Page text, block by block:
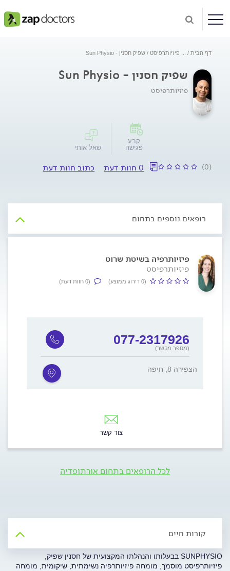
דף הבית פיזיותרפיסט שפיק חסנין - Sun Physio
שפיק חסנין - Sun Physio
פיזיותרפיסט
קבע
פגישה
שאל אותי
(0) 0 חוות דעת כתוב חוות דעת
רופאים נוספים בתחום
פיזיותרפיה בשיטת שרוט
פיזיותרפיסט
(0 דירוג ממוצע) (0 חוות דעת)
077-2317926
(מספר מקשר)
הצפירה 8, חיפה
צור קשר
לכל הרופאים בתחום אורתופדיה
קורות חיים
SUNPHYSIO בבעלותו והנהלתו המקצועית של חסנין שפיק,
פיזיותרפיסט מוסמך, מומחה פיזיותרפיה נשימתית, שיקומית, מומחה